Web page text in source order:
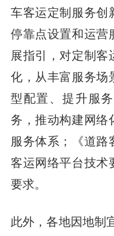
车客运定制服务创
停靠点设置和运营
展指引，对定制客
化，从丰富服务场
型配置、提升服
务，推动构建网络
服务体系；《道路
客运网络平台技术
要求。
此外，各地因地制